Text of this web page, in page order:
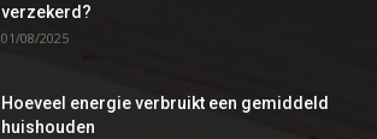
verzekerd?
01/08/2025
Hoeveel energie verbruikt een gemiddeld
huishouden